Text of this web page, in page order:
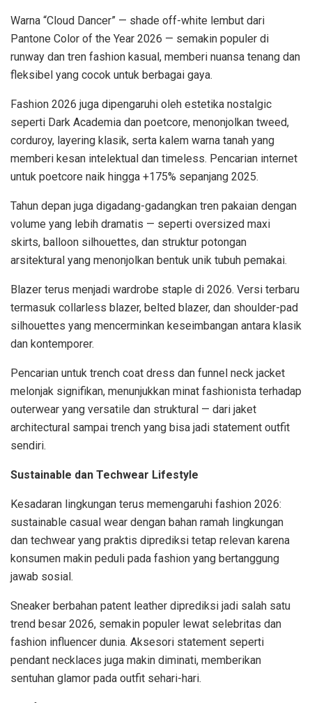
Warna “Cloud Dancer” — shade off-white lembut dari
Pantone Color of the Year 2026 — semakin populer di
runway dan tren fashion kasual, memberi nuansa tenang dan
fleksibel yang cocok untuk berbagai gaya.
Fashion 2026 juga dipengaruhi oleh estetika nostalgic
seperti Dark Academia dan poetcore, menonjolkan tweed,
corduroy, layering klasik, serta kalem warna tanah yang
memberi kesan intelektual dan timeless. Pencarian internet
untuk poetcore naik hingga +175% sepanjang 2025.
Tahun depan juga digadang-gadangkan tren pakaian dengan
volume yang lebih dramatis — seperti oversized maxi
skirts, balloon silhouettes, dan struktur potongan
arsitektural yang menonjolkan bentuk unik tubuh pemakai.
Blazer terus menjadi wardrobe staple di 2026. Versi terbaru
termasuk collarless blazer, belted blazer, dan shoulder-pad
silhouettes yang mencerminkan keseimbangan antara klasik
dan kontemporer.
Pencarian untuk trench coat dress dan funnel neck jacket
melonjak signifikan, menunjukkan minat fashionista terhadap
outerwear yang versatile dan struktural — dari jaket
architectural sampai trench yang bisa jadi statement outfit
sendiri.
Sustainable dan Techwear Lifestyle
Kesadaran lingkungan terus memengaruhi fashion 2026:
sustainable casual wear dengan bahan ramah lingkungan
dan techwear yang praktis diprediksi tetap relevan karena
konsumen makin peduli pada fashion yang bertanggung
jawab sosial.
Sneaker berbahan patent leather diprediksi jadi salah satu
trend besar 2026, semakin populer lewat selebritas dan
fashion influencer dunia. Aksesori statement seperti
pendant necklaces juga makin diminati, memberikan
sentuhan glamor pada outfit sehari-hari.